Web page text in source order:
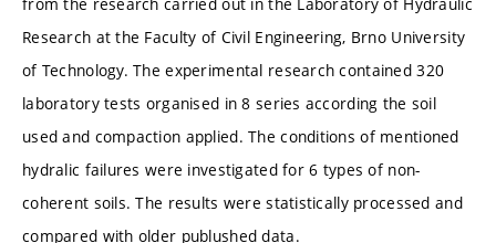
Research at the Faculty of Civil Engineering, Brno University
of Technology. The experimental research contained 320
laboratory tests organised in 8 series according the soil
used and compaction applied. The conditions of mentioned
hydralic failures were investigated for 6 types of non-
coherent soils. The results were statistically processed and
compared with older publushed data.